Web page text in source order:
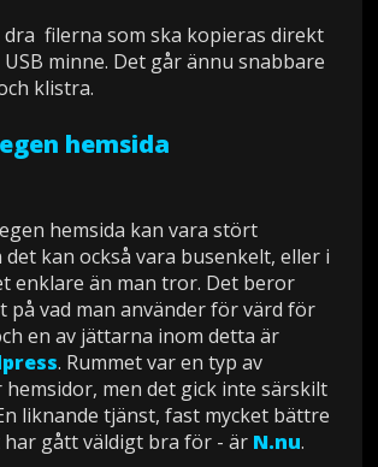
dra filerna som ska kopieras direkt
minne. Det går ännu snabbare
klistra.
hemsida
hemsida kan vara stört
kan också vara busenkelt, eller i
enklare än man tror. Det beror
på vad man använder för värd för
en av jättarna inom detta är
. Rummet var en typ av
men det gick inte särskilt
liknande tjänst, fast mycket bättre
har gått väldigt bra för - är N.nu.